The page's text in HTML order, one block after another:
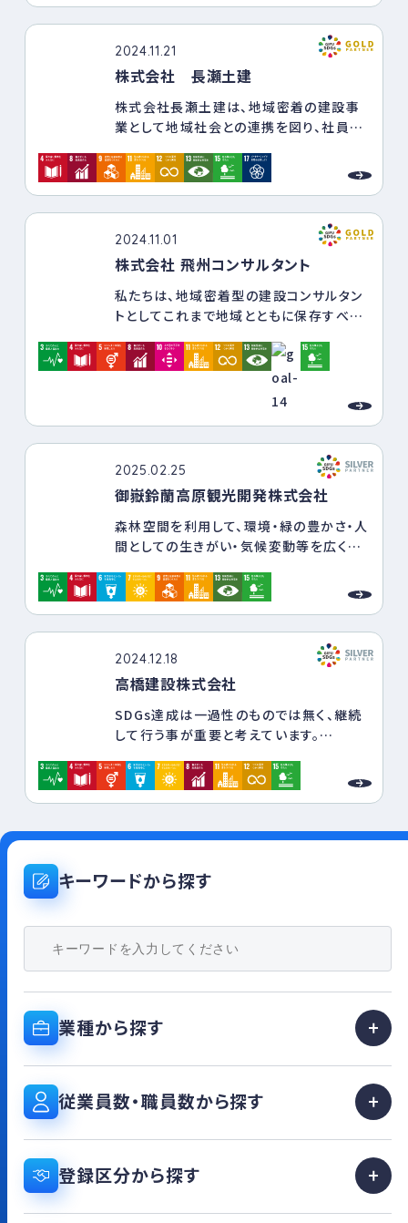
への波及と経済の好循環が生まれ、まち全
体が賑わいと魅力にあふれている。
② 歴史・伝統が継承され、郷土への誇
り・愛着が持てるまち
先人から受け継いだ歴史遺産、伝統文
化が守られ、学校・地域・企業など多様な
ステークホルダーの協働・連携した取組み
により、郷土への誇りや愛着が育まれてい
るとともに、飛騨高山の歴史・伝統が国内
外へ広く周知され、持続可能な地域づくり
に対する国際的協働が進んでいる。
とともに、脱炭素社会に貢献するまち
森や水、大地など自然がもたらす多様な
恩恵への理解が進み、環境の保全が図ら
れるとともに、豊かな自然の恵みを活かし
た地域・産業の活性化が図られ、国内外か
ら注目される地球環境にやさしい先進的
る。
2024.11.21
株式会社 長瀬土建
株式会社長瀬土建は、地域密着の建設事
業として地域社会との連携を図り、社員一
げ、『カーボンニュートラル・サーキュラー
エコミー・ネイチャーポジティブ』を積極的
続可能な地域社会の創造に貢献できるよ
うに尽力する。
2024.11.01
株式会社 飛州コンサルタント
私たちは、地域密着型の建設コンサルタン
トとしてこれまで地域とともに保存すべき
また、基本理念は、一人ひとりが自らの行
動に誇りを持ち社会貢献を通じた満足度
向上を第一としており、やりがい、納得、働
きやすさが実感できる社風を創り出してい
ＳＤＧｓは、決して国境を跨ぐ取り組みのみ
が対象ではありません。
環境問題を巡る「①自然災害の甚大化」
「②持続可能な技術開発」「③資源エネル
ギー問題」は、私たちの事業に密着した課
題です。
国連がＧＯＡＬとした２０３０年までに、地
域密着型企業ならではの様々なアクション
プランを策定、実施します。
2025.02.25
御嶽鈴蘭高原観光開発株式会社
森林空間を利用して、環境・緑の豊かさ・人
間としての生きがい・気候変動等を広く伝
また、森づくりをとおし地域の活性化や関
係人口の創出をめざす
2024.12.18
高橋建設株式会社
SDGs達成は一過性のものでは無く、継続
して行う事が重要と考えています。
一環としての活動であることを意識し、
「社員の成長、地域の発展が企業の成長に
キーワードから探す
業種から探す
従業員数・職員数から探す
登録区分から探す